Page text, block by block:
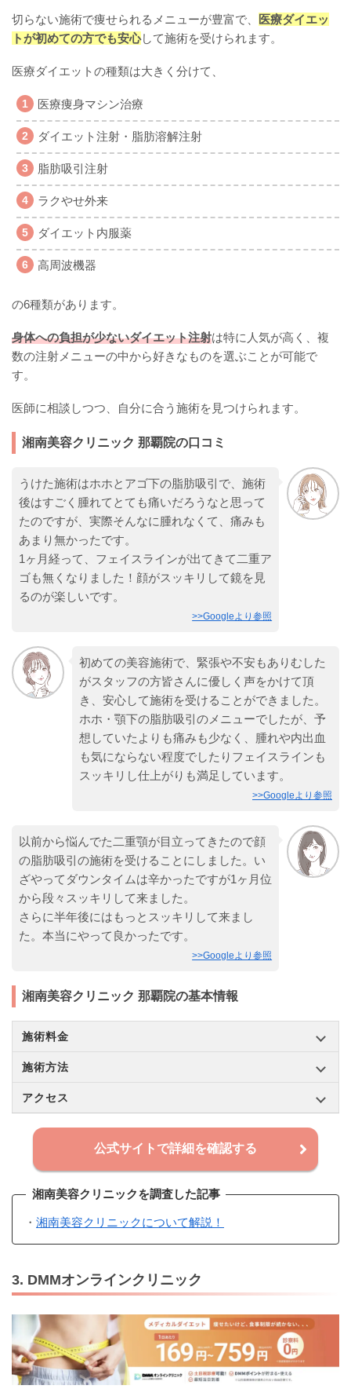
切らない施術で痩せられるメニューが豊富で、
医療ダイエッ
トが初めての方でも安心して施術を受けられます。
医療ダイエットの種類は大きく分けて、
医療痩身マシン治療
ダイエット注射・脂肪溶解注射
脂肪吸引注射
ラクやせ外来
ダイエット内服薬
高周波機器
の6種類があります。
身体への負担が少ないダイエット注射は特に人気が高く、複
数の注射メニューの中から好きなものを選ぶことが可能で
す。
医師に相談しつつ、自分に合う施術を見つけられます。
湘南美容クリニック 那覇院の口コミ
うけた施術はホホとアゴ下の脂肪吸引で、施術
後はすごく腫れてとても痛いだろうなと思って
たのですが、実際そんなに腫れなくて、痛みも
あまり無かったです。
1ヶ月経って、フェイスラインが出てきて二重ア
ゴも無くなりました！顔がスッキリして鏡を見
るのが楽しいです。
>>Googleより参照
初めての美容施術で、緊張や不安もありむした
がスタッフの方皆さんに優しく声をかけて頂
き、安心して施術を受けることができました。
ホホ・顎下の脂肪吸引のメニューでしたが、予
想していたよりも痛みも少なく、腫れや内出血
も気にならない程度でしたりフェイスラインも
スッキリし仕上がりも満足しています。
>>Googleより参照
以前から悩んでた二重顎が目立ってきたので顔
の脂肪吸引の施術を受けることにしました。い
ざやってダウンタイムは辛かったですが1ヶ月位
から段々スッキリして来ました。
さらに半年後にはもっとスッキリして来まし
た。本当にやって良かったです。
>>Googleより参照
湘南美容クリニック 那覇院の基本情報
施術料金
施術方法
アクセス
公式サイトで詳細を確認する
湘南美容クリニックを調査した記事
・ 湘南美容クリニックについて解説！
3. DMMオンラインクリニック